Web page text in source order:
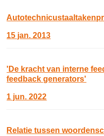
15 jan. 2013
'De kracht van interne
feedback generators'
1 jun. 2022
Relatie tussen